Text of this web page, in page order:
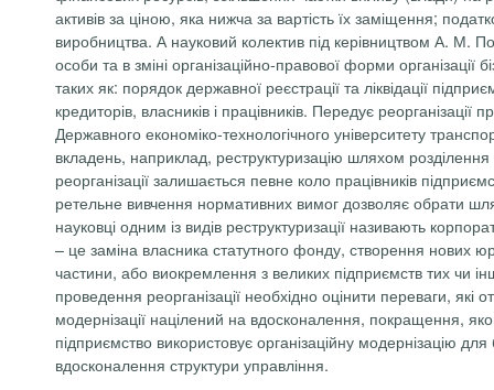
активів за ціною, яка нижча за вартість їх заміщення;
виробництва. А науковий колектив під керівництвом А. М.
особи та в зміні організаційно-правової форми
таких як: порядок державної реєстрації та ліквідації
кредиторів, власників і працівників. Передує
Державного економіко-технологічного університету
вкладень, наприклад, реструктуризацію шляхом
реорганізації залишається певне коло працівників
ретельне вивчення нормативних вимог дозволяє обрати
науковці одним із видів реструктуризації називають
– це заміна власника статутного фонду, створення нових
частини, або виокремлення з великих підприємств тих чи
проведення реорганізації необхідно оцінити переваги,
модернізації націлений на вдосконалення, покращення,
підприємство використовує організаційну модернізацію
вдосконалення структури управління.